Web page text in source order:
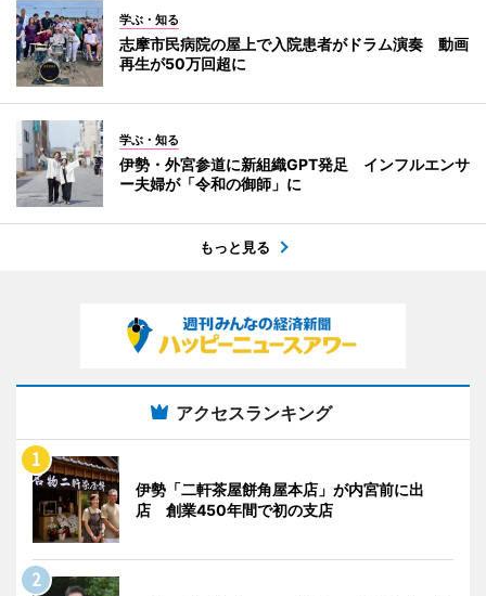
学ぶ・知る
志摩市民病院の屋上で入院患者がドラム演奏 動画
再生が50万回超に
学ぶ・知る
伊勢・外宮参道に新組織GPT発足 インフルエンサ
ー夫婦が「令和の御師」に
もっと見る
アクセスランキング
伊勢「二軒茶屋餅角屋本店」が内宮前に出
店 創業450年間で初の支店